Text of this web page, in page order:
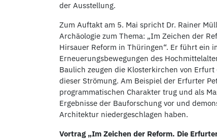
der Ausstellung.
Zum Auftakt am 5. Mai spricht Dr. Rainer
Archäologie zum Thema: „Im Zeichen der
Hirsauer Reform in Thüringen“. Er führt ein
Erneuerungsbewegungen des
Baulich zeugen die Klosterkirchen von
dieser Strömung. Am Beispiel der Erfurter
programmatischen Charakter trug und als
Ergebnisse der Bauforschung vor und
Architektur niedergeschlagen haben.
Vortrag „Im Zeichen der Reform. Die